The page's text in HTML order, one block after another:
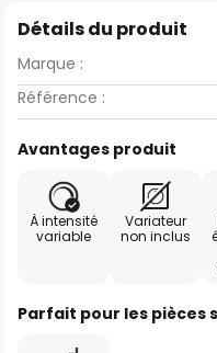
Détails du produit
Marque :
Référence :
Avantages produit
À intensité
variable
Variateur
non inclus
Parfait pour les pièces